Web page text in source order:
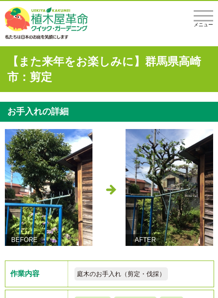
メニュー
【また来年をお楽しみに】群馬県高崎
市：剪定
お手入れの詳細
BEFORE AFTER
作業内容 庭木のお手入れ（剪定・伐採）